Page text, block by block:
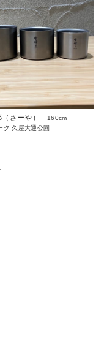
さーや）
160cm
ク 久屋大通公園